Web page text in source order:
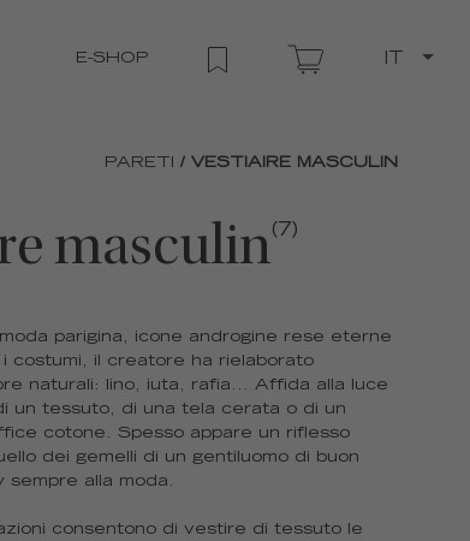
E-SHOP
PARETI / VESTIAIRE MASCULIN
masculin(7)
parigina, icone androgine rese eterne
i costumi, il creatore ha rielaborato
naturali: lino, iuta, rafia... Affida alla luce
un tessuto, di una tela cerata o di un
cotone. Spesso appare un riflesso
dei gemelli di un gentiluomo di buon
sempre alla moda.
consentono di vestire di tessuto le